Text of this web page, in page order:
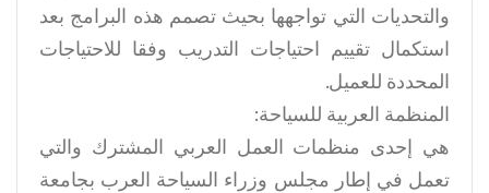
والتحديات التي تواجهها بحيث تصمم هذه البرامج بعد
استكمال تقييم احتياجات التدريب وفقا للاحتياجات
المحددة للعميل.
المنظمة العربية للسياحة:
هي إحدى منظمات العمل العربي المشترك والتي
تعمل في إطار مجلس وزراء السياحة العرب بجامعة